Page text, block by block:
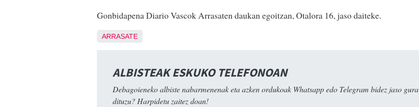
Gonbidapena Diario Vascok Arrasaten daukan egoitzan, Otalora 16, jaso daiteke.
ARRASATE
ALBISTEAK ESKUKO TELEFONOAN
Debagoieneko albiste nabarmenenak eta azken ordukoak Whatsapp edo Telegram bidez jaso gura
dituzu? Harpidetu zaitez doan!